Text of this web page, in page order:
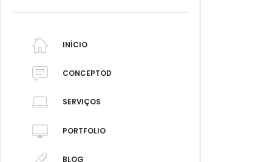
INÍCIO
CONCEPTOD
SERVIÇOS
PORTFOLIO
BLOG